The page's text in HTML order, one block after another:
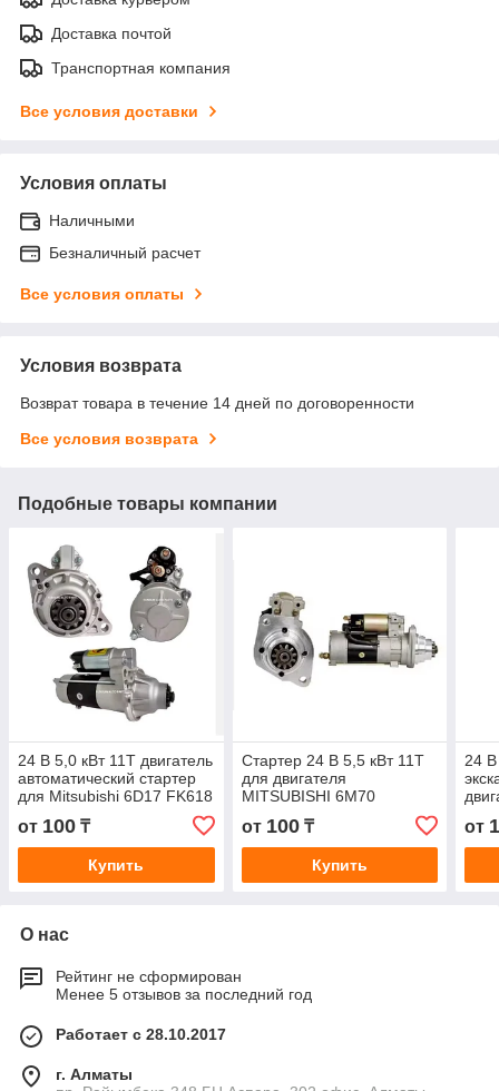
Доставка почтой
Транспортная компания
Все условия доставки
Условия оплаты
Наличными
Безналичный расчет
Все условия оплаты
Условия возврата
Возврат товара в течение 14 дней по договоренности
Все условия возврата
Подобные товары компании
24 В 5,0 кВт 11T двигатель
автоматический стартер
для Mitsubishi 6D17 FK618
M008T60071 M8T60071
ME077796
от 100 ₸
Купить
Стартер 24 В 5,5 кВт 11T
для двигателя
MITSUBISHI 6M70
M9T60971 1811003411
M009T60971
от 100₸
Купить
24 В
от
О нас
Рейтинг не сформирован
Менее 5 отзывов за последний год
Работает с 28.10.2017
г. Алматы